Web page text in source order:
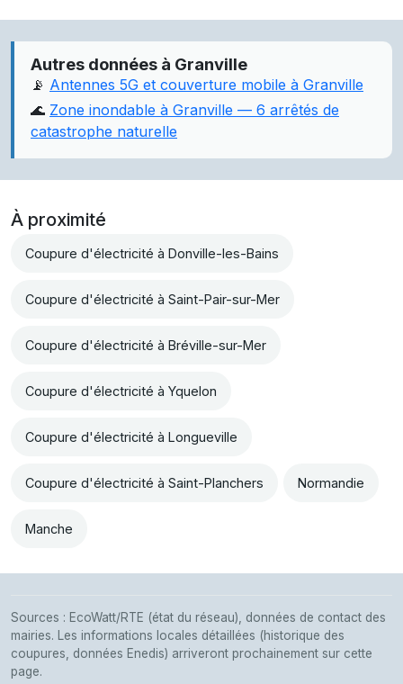
Autres données à Granville
📡 Antennes 5G et couverture mobile à Granville
🌊 Zone inondable à Granville — 6 arrêtés de
catastrophe naturelle
À proximité
Coupure d'électricité à Donville-les-Bains
Coupure d'électricité à Saint-Pair-sur-Mer
Coupure d'électricité à Bréville-sur-Mer
Coupure d'électricité à Yquelon
Coupure d'électricité à Longueville
Coupure d'électricité à Saint-Planchers Normandie
Manche
Sources : EcoWatt/RTE (état du réseau), données de contact des
mairies. Les informations locales détaillées (historique des
coupures, données Enedis) arriveront prochainement sur cette
page.